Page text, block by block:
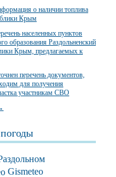
о наличии топлива
Крым
населенных пунктов
образования Раздольненский
Крым, предлагаемых к
перечень документов,
для получения
участникам СВО
Gismeteo